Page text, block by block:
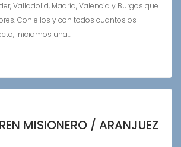
Valladolid, Madrid, Valencia y Burgos que
Con ellos y con todos cuantos os
iniciamos una…
MISIONERO / ARANJUEZ